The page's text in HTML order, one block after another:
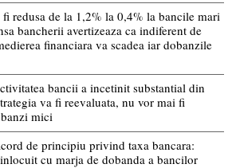
fi redusa de la 1,2% la 0,4% la bancile mari
bancherii avertizeaza ca indiferent de
financiara va scadea iar dobanzile
bancii a incetinit substantial din
va fi reevaluata, nu vor mai fi
mici
de principiu privind taxa bancara:
cu marja de dobanda a bancilor